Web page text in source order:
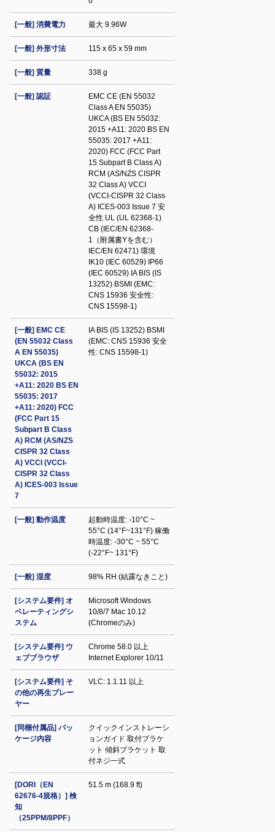
[一般] 消費電力 最大 9.96W
[一般] 外形寸法 115 x 65 x 59 mm
[一般] 質量 338 g
[一般] 認証
EMC CE (EN 55032
Class A EN 55035)
UKCA (BS EN 55032:
2015 +A11: 2020 BS EN
55035: 2017 +A11:
2020) FCC (FCC Part
15 Subpart B Class A)
RCM (AS/NZS CISPR
32 Class A) VCCI
(VCCI-CISPR 32 Class
A) ICES-003 Issue 7 安
全性 UL (UL 62368-1)
CB (IEC/EN 62368-
1（附属書Yを含む）
IEC/EN 62471) 環境
IK10 (IEC 60529) IP66
(IEC 60529) IA BIS (IS
13252) BSMI (EMC:
CNS 15936 安全性:
CNS 15598-1)
[一般] EMC CE
(EN 55032 Class
A EN 55035)
UKCA (BS EN
55032: 2015
+A11: 2020 BS EN
55035: 2017
+A11: 2020) FCC
(FCC Part 15
Subpart B Class
A) RCM (AS/NZS
CISPR 32 Class
A) VCCI (VCCI-
CISPR 32 Class
A) ICES-003 Issue
7
IA BIS (IS 13252) BSMI
(EMC: CNS 15936 安全
性: CNS 15598-1)
[一般] 動作温度
起動時温度: -10°C ~
55°C (14°F~131°F) 稼働
時温度: -30°C ~ 55°C
(-22°F~ 131°F)
[一般] 湿度 98% RH (結露なきこと)
[システム要件] オ
ペレーティングシ
ステム
Microsoft Windows
10/8/7 Mac 10.12
(Chromeのみ)
[システム要件] ウ
ェブブラウザ
Chrome 58.0 以上
Internet Explorer 10/11
[システム要件] そ
の他の再生プレー
ヤー
VLC: 1.1.11 以上
[同梱付属品] パッ
ケージ内容
クイックインストレーシ
ョンガイド 取付ブラケ
ット 傾斜ブラケット 取
付ネジ一式
[DORI（EN
62676-4規格）] 検
知
（25PPM/8PPF）
51.5 m (168.9 ft)